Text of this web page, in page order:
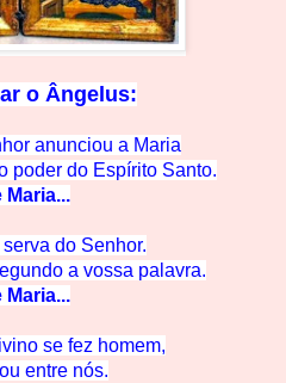
o Ângelus:
anunciou a Maria
poder do Espírito Santo.
Maria...
do Senhor.
do a vossa palavra.
Maria...
se fez homem,
entre nós.